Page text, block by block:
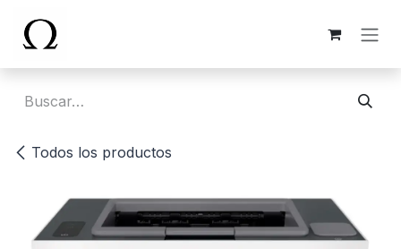
Todos los productos